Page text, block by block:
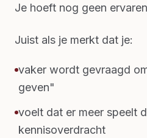
Je hoeft nog geen
Juist als je merkt dat je:
vaker wordt gevraagd
geven"
voelt dat er meer speelt
kennisoverdracht